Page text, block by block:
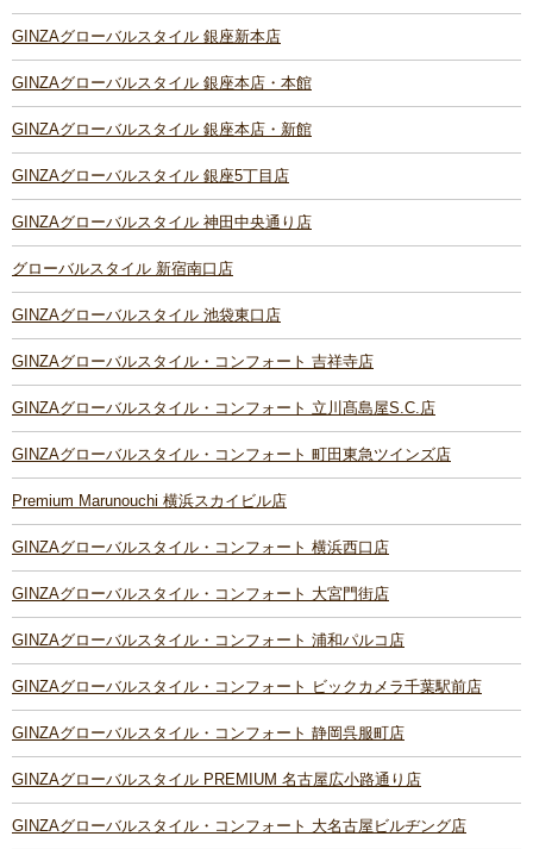
GINZAグローバルスタイル 銀座新本店
GINZAグローバルスタイル 銀座本店・本館
GINZAグローバルスタイル 銀座本店・新館
GINZAグローバルスタイル 銀座5丁目店
GINZAグローバルスタイル 神田中央通り店
グローバルスタイル 新宿南口店
GINZAグローバルスタイル 池袋東口店
GINZAグローバルスタイル・コンフォート 吉祥寺店
GINZAグローバルスタイル・コンフォート 立川髙島屋S.C.店
GINZAグローバルスタイル・コンフォート 町田東急ツインズ店
Premium Marunouchi 横浜スカイビル店
GINZAグローバルスタイル・コンフォート 横浜西口店
GINZAグローバルスタイル・コンフォート 大宮門街店
GINZAグローバルスタイル・コンフォート 浦和パルコ店
GINZAグローバルスタイル・コンフォート ビックカメラ千葉駅前店
GINZAグローバルスタイル・コンフォート 静岡呉服町店
GINZAグローバルスタイル PREMIUM 名古屋広小路通り店
GINZAグローバルスタイル・コンフォート 大名古屋ビルヂング店